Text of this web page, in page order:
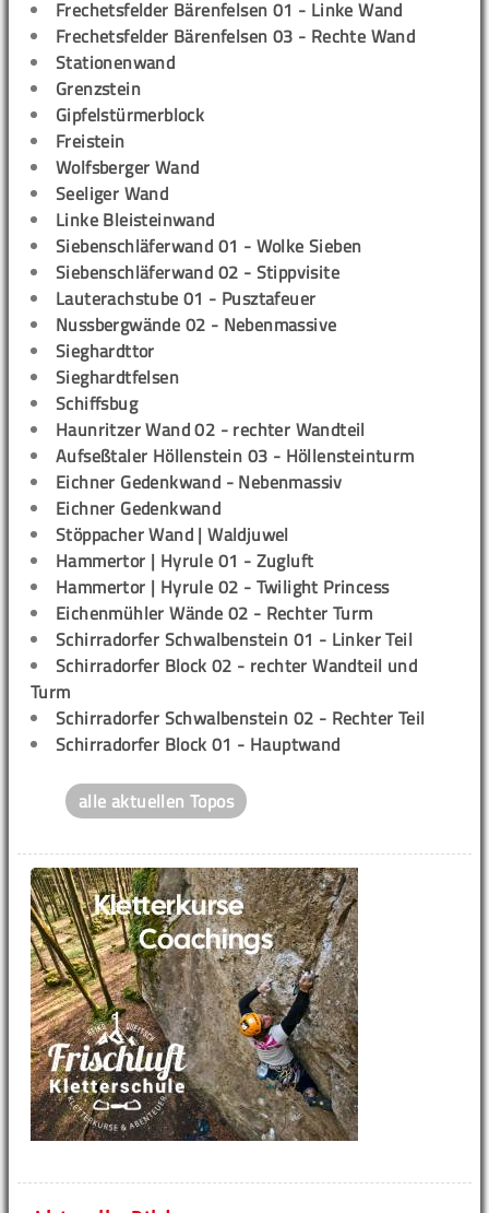
Frechetsfelder Bärenfelsen 01 - Linke Wand
Frechetsfelder Bärenfelsen 03 - Rechte Wand
Stationenwand
Grenzstein
Gipfelstürmerblock
Freistein
Wolfsberger Wand
Seeliger Wand
Linke Bleisteinwand
Siebenschläferwand 01 - Wolke Sieben
Siebenschläferwand 02 - Stippvisite
Lauterachstube 01 - Pusztafeuer
Nussbergwände 02 - Nebenmassive
Sieghardttor
Sieghardtfelsen
Schiffsbug
Haunritzer Wand 02 - rechter Wandteil
Aufseßtaler Höllenstein 03 - Höllensteinturm
Eichner Gedenkwand - Nebenmassiv
Eichner Gedenkwand
Stöppacher Wand | Waldjuwel
Hammertor | Hyrule 01 - Zugluft
Hammertor | Hyrule 02 - Twilight Princess
Eichenmühler Wände 02 - Rechter Turm
Schirradorfer Schwalbenstein 01 - Linker Teil
Schirradorfer Block 02 - rechter Wandteil und
Turm
Schirradorfer Schwalbenstein 02 - Rechter Teil
Schirradorfer Block 01 - Hauptwand
alle aktuellen Topos